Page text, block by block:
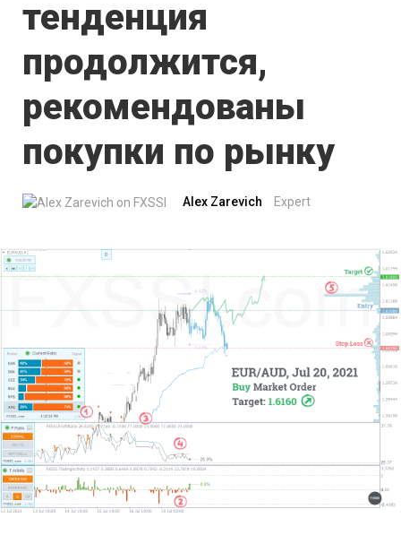
тенденция
продолжится,
рекомендованы
покупки по рынку
Alex Zarevich Expert